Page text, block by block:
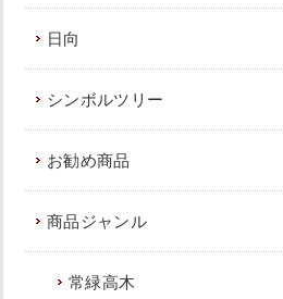
日向
シンボルツリー
お勧め商品
商品ジャンル
常緑高木